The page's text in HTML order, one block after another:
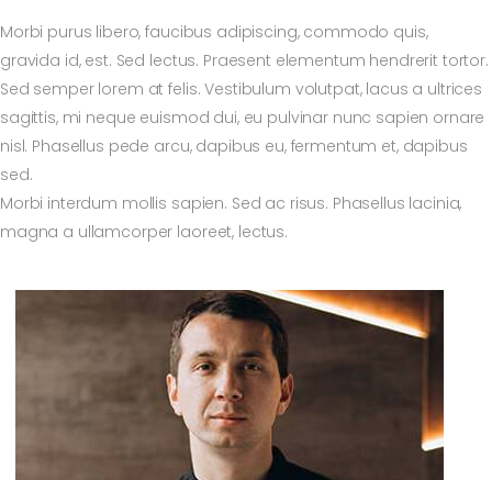
Morbi purus libero, faucibus adipiscing, commodo quis,
gravida id, est. Sed lectus. Praesent elementum hendrerit tortor.
Sed semper lorem at felis. Vestibulum volutpat, lacus a ultrices
sagittis, mi neque euismod dui, eu pulvinar nunc sapien ornare
nisl. Phasellus pede arcu, dapibus eu, fermentum et, dapibus
sed.
Morbi interdum mollis sapien. Sed ac risus. Phasellus lacinia,
magna a ullamcorper laoreet, lectus.